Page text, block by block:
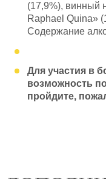
(17,9%), винный
Raphael Quina»
Содержание
Для участия в
возможность
пройдите,